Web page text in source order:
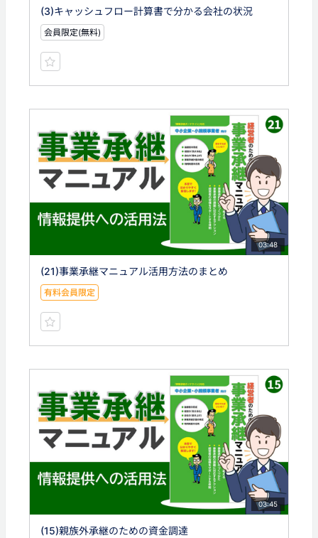
(3)キャッシュフロー計算書で分かる会社の状況
会員限定(無料)
03:48
(21)事業承継マニュアル活用方法のまとめ
有料会員限定
03:45
(15)親族外承継のための資金調達